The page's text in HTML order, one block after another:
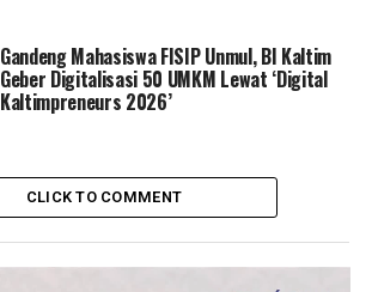
Gandeng Mahasiswa FISIP Unmul, BI Kaltim
Geber Digitalisasi 50 UMKM Lewat ‘Digital
Kaltimpreneurs 2026’
CLICK TO COMMENT